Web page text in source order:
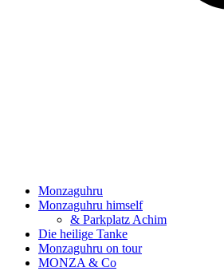
Monzaguhru
Monzaguhru himself
& Parkplatz Achim
Die heilige Tanke
Monzaguhru on tour
MONZA & Co